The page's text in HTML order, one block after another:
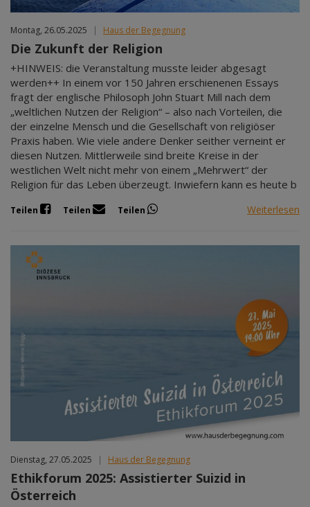
Montag, 26.05.2025 Haus der Begegnung
Die Zukunft der Religion
+HINWEIS: die Veranstaltung musste leider abgesagt
werden++ In einem vor 150 Jahren erschienenen Essays
fragt der englische Philosoph John Stuart Mill nach dem
„weltlichen Nutzen der Religion“ – also nach Vorteilen, die
der einzelne Mensch und die Gesellschaft von religiöser
Praxis haben. Wie viele andere Denker seither verneint er
diesen Nutzen. Mittlerweile sind breite Kreise in der
westlichen Welt nicht mehr von einem „Mehrwert“ der
Religion für das Leben überzeugt. Inwiefern kann es heute b
Teilen Teilen Teilen Weiterlesen
Dienstag, 27.05.2025 | Haus der Begegnung
Ethikforum 2025: Assistierter Suizid in
Österreich